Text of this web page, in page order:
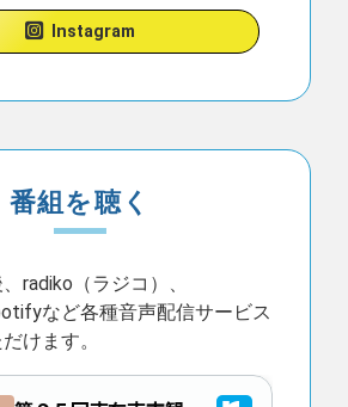
Instagram
番組を聴く
radiko（ラジコ）、
など各種音声配信サービス
けます。